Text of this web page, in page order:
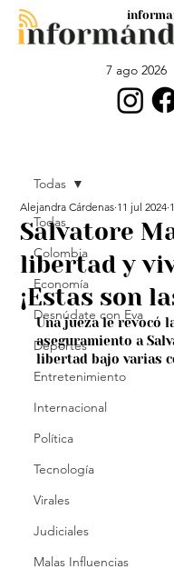
7 ago 2026
Todas
Colombia
Economía
Desnúdate con Eva
Deportes
Entretenimiento
Internacional
Política
Tecnología
Virales
Judiciales
Malas Influencias
Todas
Salvatore
libertad y
¡Estas son
Alejandra Cárdenas 11 jul 2024
Una jueza le revocó
aseguramiento a
libertad bajo varias